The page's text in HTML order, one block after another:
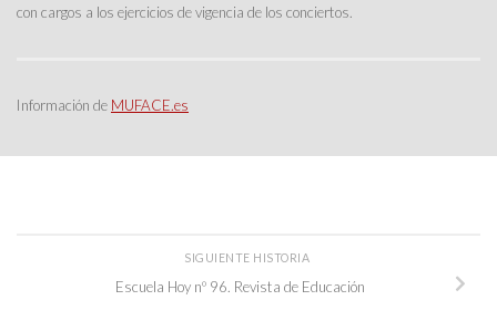
con cargos a los ejercicios de vigencia de los conciertos.
Información de MUFACE.es
SIGUIENTE HISTORIA
Escuela Hoy nº 96. Revista de Educación